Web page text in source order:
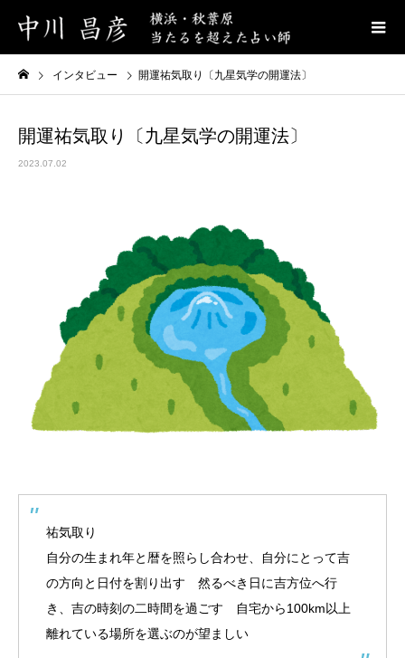
インタビュー 開運祐気取り〔九星気学の開運法〕
開運祐気取り〔九星気学の開運法〕
2023.07.02
祐気取り
自分の生まれ年と暦を照らし合わせ、自分にとって吉
の方向と日付を割り出す 然るべき日に吉方位へ行
き、吉の時刻の二時間を過ごす 自宅から100km以上
離れている場所を選ぶのが望ましい